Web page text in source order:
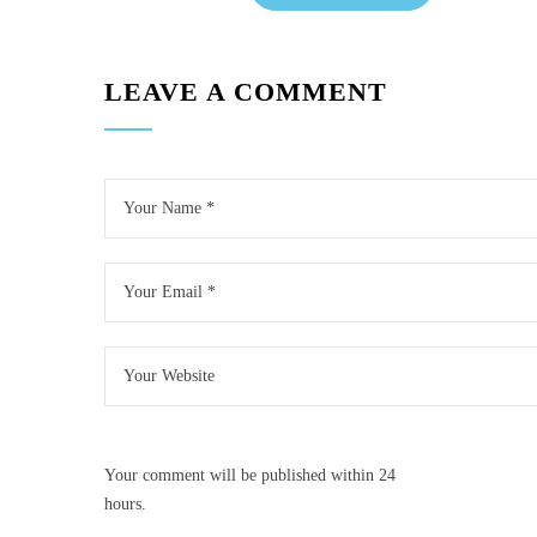
LEAVE A COMMENT
Your comment will be published within 24
hours.